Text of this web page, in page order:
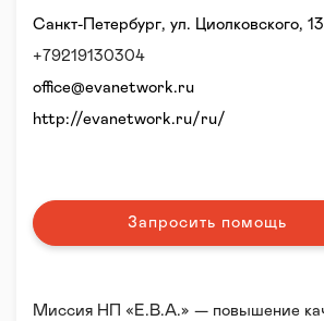
Миссия НП «Е.В.А.» — повышение
Санкт-Петербург, ул. Циолковского,
+79219130304
office@evanetwork.ru
http://evanetwork.ru/ru/
Запросить помощь